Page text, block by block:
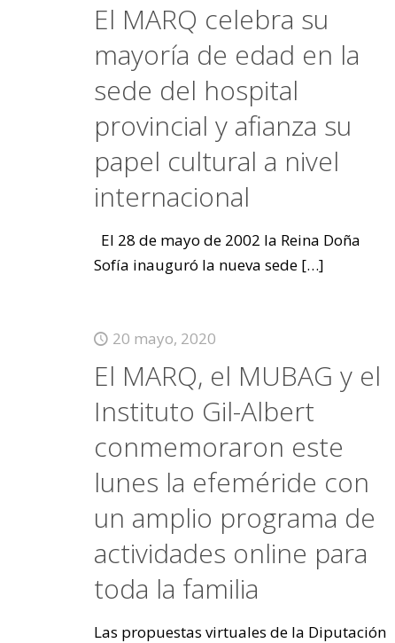
El MARQ celebra su
mayoría de edad en la
sede del hospital
provincial y afianza su
papel cultural a nivel
internacional
El 28 de mayo de 2002 la Reina Doña
Sofía inauguró la nueva sede[…]
20 mayo, 2020
El MARQ, el MUBAG y el
Instituto Gil-Albert
conmemoraron este
lunes la efeméride con
un amplio programa de
actividades online para
toda la familia
Las propuestas virtuales de la Diputación